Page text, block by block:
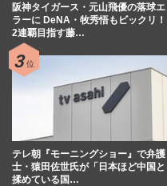
阪神タイガース・元山飛優の落球エ
ラーに DeNA・牧秀悟もビックリ！
2連覇目指す藤…
テレ朝『モーニングショー』で弁護
士・猿田佐世氏が「日本ほど中国と
揉めている国…